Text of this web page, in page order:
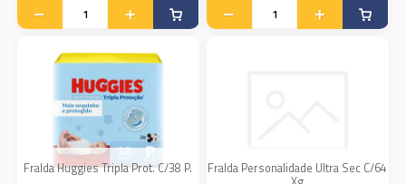
Fralda Huggies Tripla Prot. C/38 P. Fralda Personalidade Ultra Sec C/64